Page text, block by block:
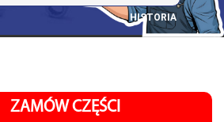
HISTORIA
ZAMÓW CZĘŚCI